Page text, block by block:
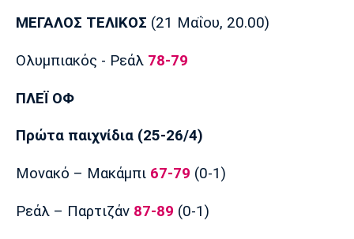
Γιουνάιτεντ
ΜΕΓΑΛΟΣ ΤΕΛΙΚΟΣ (21 Μαΐου, 20.00)
Ολυμπιακός - Ρεάλ 78-79
ΠΛΕΪ ΟΦ
Πρώτα παιχνίδια (25-26/4)
Μονακό – Μακάμπι 67-79 (0-1)
Ρεάλ – Παρτιζάν 87-89 (0-1)